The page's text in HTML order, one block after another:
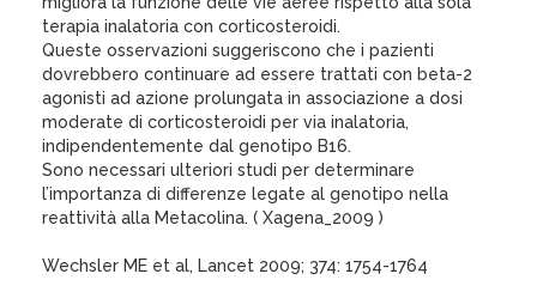
terapia inalatoria con corticosteroidi.
Queste osservazioni suggeriscono che i pazienti
dovrebbero continuare ad essere trattati con beta-2
agonisti ad azione prolungata in associazione a dosi
moderate di corticosteroidi per via inalatoria,
indipendentemente dal genotipo B16.
Sono necessari ulteriori studi per determinare
l’importanza di differenze legate al genotipo nella
reattività alla Metacolina. ( Xagena_2009 )
Wechsler ME et al, Lancet 2009; 374: 1754-1764